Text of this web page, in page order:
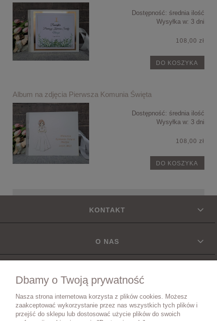
Dostępność: średnia ilość
Wysyłka w: 3 dni
108,00 zł
DO KOSZYKA
Album na zdjęcia Pierwsza Komunia Święta
Dostępność: średnia ilość
Wysyłka w: 3 dni
108,00 zł
DO KOSZYKA
KONTAKT
O NAS
DOSTAWA
Dbamy o Twoją prywatność
Nasza strona internetowa korzysta z plików cookies. Możesz
zaakceptować wykorzystanie przez nas wszystkich tych plików i
przejść do sklepu lub dostosować użycie plików do swoich